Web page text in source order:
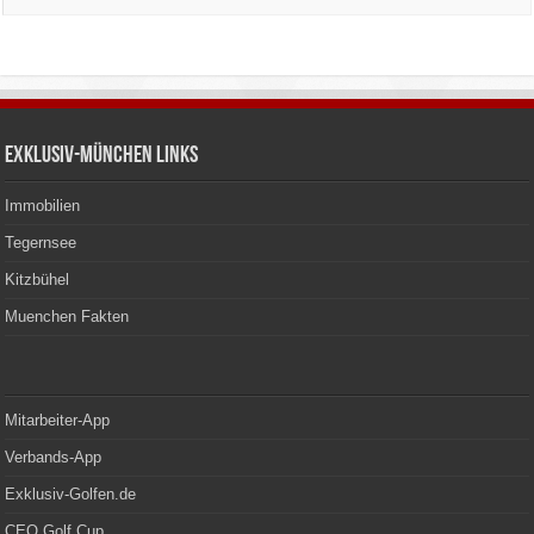
Exklusiv-München Links
Immobilien
Tegernsee
Kitzbühel
Muenchen Fakten
Mitarbeiter-App
Verbands-App
Exklusiv-Golfen.de